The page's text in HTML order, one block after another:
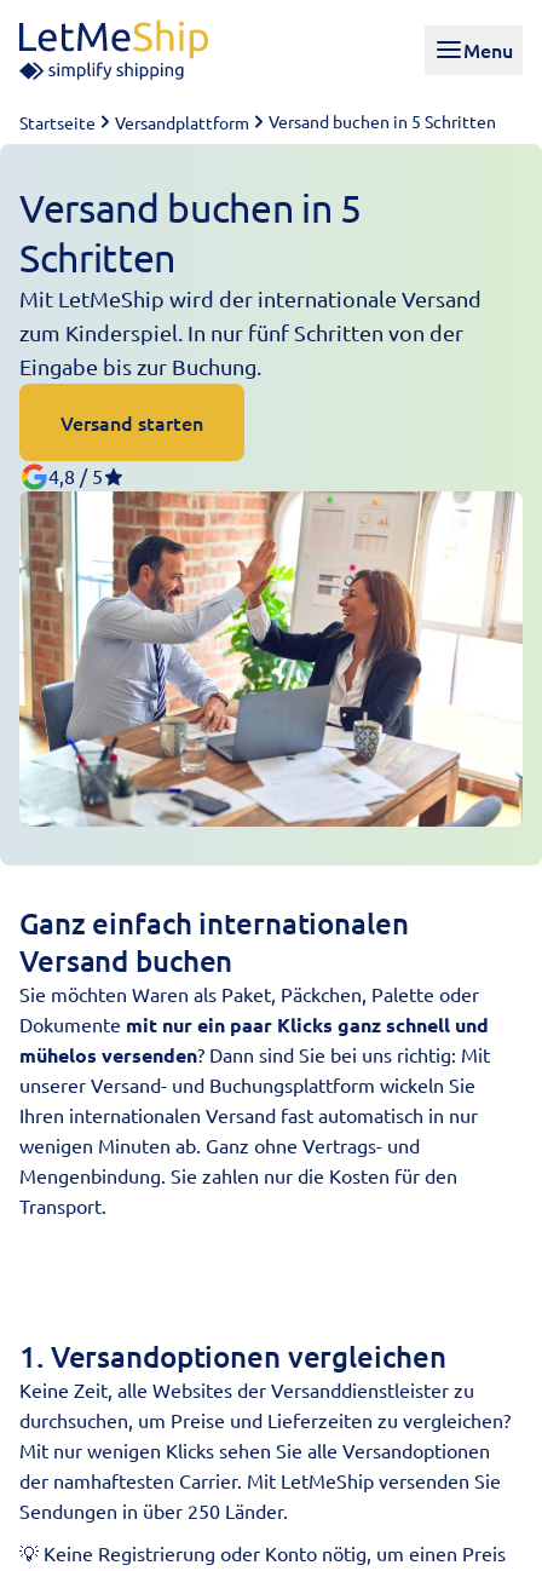
Menu
Startseite Versandplattform Versand buchen in 5 Schritten
Versand buchen in 5
Schritten
Mit LetMeShip wird der internationale Versand
zum Kinderspiel. In nur fünf Schritten von der
Eingabe bis zur Buchung.
Versand starten
4,8 / 5
Ganz einfach internationalen
Versand buchen
Sie möchten Waren als Paket, Päckchen, Palette oder
Dokumente mit nur ein paar Klicks ganz schnell und
mühelos versenden? Dann sind Sie bei uns richtig: Mit
unserer Versand- und Buchungsplattform wickeln Sie
Ihren internationalen Versand fast automatisch in nur
wenigen Minuten ab. Ganz ohne Vertrags- und
Mengenbindung. Sie zahlen nur die Kosten für den
Transport.
1. Versandoptionen vergleichen
Keine Zeit, alle Websites der Versanddienstleister zu
durchsuchen, um Preise und Lieferzeiten zu vergleichen?
Mit nur wenigen Klicks sehen Sie alle Versandoptionen
der namhaftesten Carrier. Mit LetMeShip versenden Sie
Sendungen in über 250 Länder.
💡 Keine Registrierung oder Konto nötig, um einen Preis